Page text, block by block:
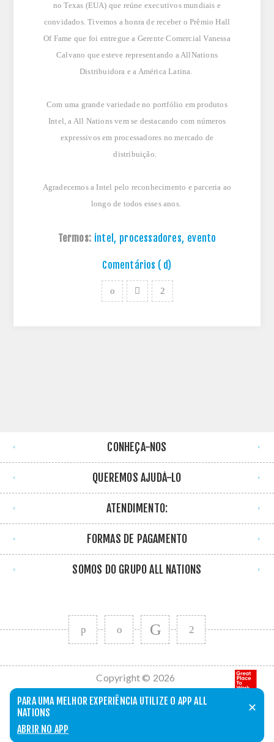
PARA UMA MELHOR EXPERIÊNCIA UTILIZE O APP ALL
NATIONS
✕
ABRIR NO APP
no Texas (EUA) que reúne executivos mundiais e
convidados. Tivemos a honra de receber o Prêmio Hall
Of Fame que foi entregue a Gerente Comercial Vanessa
Calvano que esteve representando aAllNations
Distribuidora e a América Latina.
Com uma grande variedade no portfólio em produtos
Intel, a All Nations vem se destacando com números
expressivos em processadores no mercado de
distribuição.
Agradecemos a Intel pelo reconhecimento e parceria ao
longo de todos esses anos.
Termos: intel , processadores, evento
Comentários ( d)
CONHEÇA-NOS
QUEREMOS AJUDÁ-LO
ATENDIMENTO:
FORMAS DE PAGAMENTO
SOMOS DO GRUPO ALL NATIONS
Copyright © 2026
All Nations. Todos
os direitos